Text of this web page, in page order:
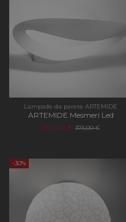
Lampade da parete ARTEMIDE
ARTEMIDE Mesmeri Led
262,50 € 375,00 €
-30%